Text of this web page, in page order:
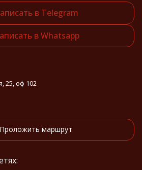
в Telegram
в Whatsapp
25, оф 102
Проложить маршрут